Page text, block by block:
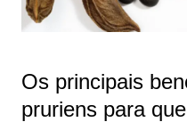
Os principais
pruriens para